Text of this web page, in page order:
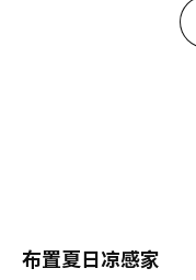
布置夏日凉感家